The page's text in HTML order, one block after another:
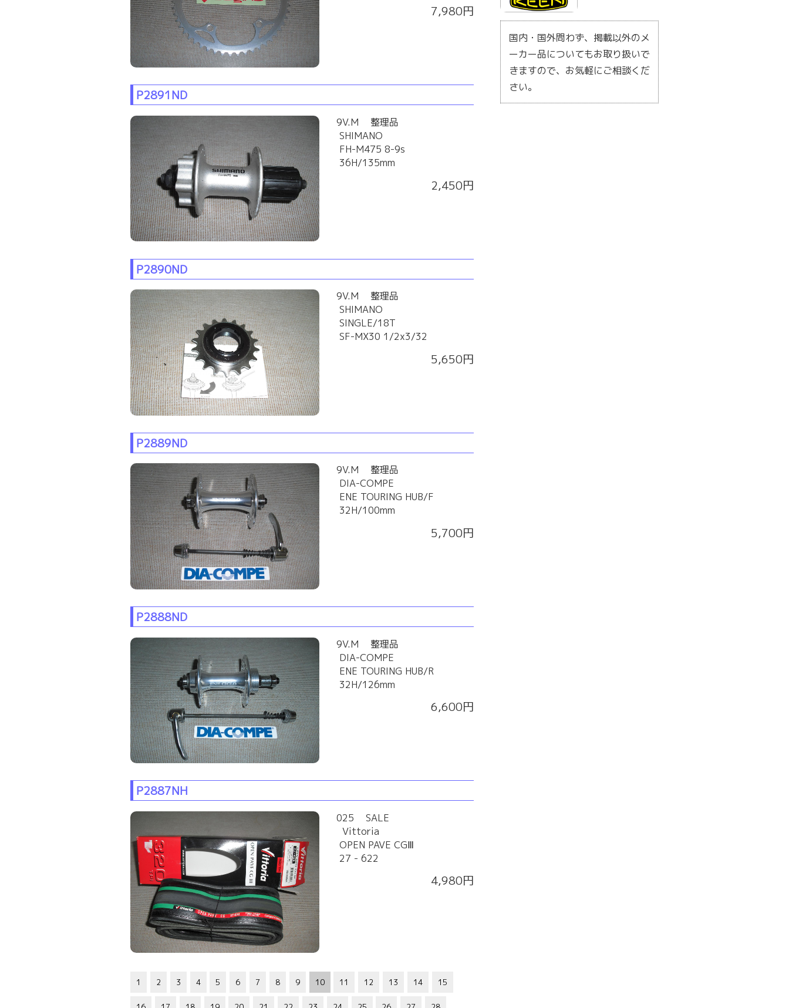
7,980円
P2891ND
9V.M 整理品
SHIMANO
FH-M475 8-9s
36H/135mm
2,450円
P2890ND
9V.M 整理品
SHIMANO
SINGLE/18T
SF-MX30 1/2x3/32
5,650円
P2889ND
9V.M 整理品
DIA-COMPE
ENE TOURING HUB/F
32H/100mm
5,700円
P2888ND
9V.M 整理品
DIA-COMPE
ENE TOURING HUB/R
32H/126mm
6,600円
P2887NH
025 SALE
Vittoria
OPEN PAVE CGⅢ
27 - 622
4,980円
1 2 3 4 5 6 7 8 9 10 11 12 13 14 15
国内・国外問わず、掲載以外のメ
ーカー品についてもお取り扱いで
きますので、お気軽にご相談くだ
さい。